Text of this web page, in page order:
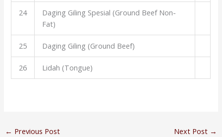
24
Daging Giling Spesial (Ground Beef Non-
Fat)
25 Daging Giling (Ground Beef)
26 Lidah (Tongue)
← Previous Post Next Post →